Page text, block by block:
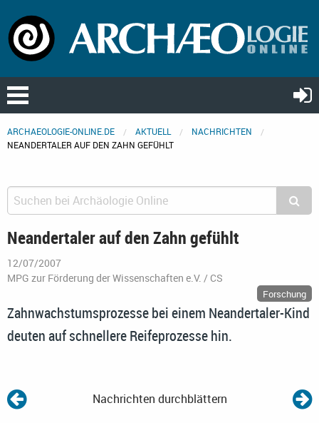
ARCHAEOLOGIE-ONLINE.DE AKTUELL
NACHRICHTEN
NEANDERTALER AUF DEN ZAHN GEFÜHLT
Neandertaler auf den Zahn gefühlt
12/07/2007
MPG zur Förderung der Wissenschaften e.V. / CS
Forschung
Zahnwachstumsprozesse bei einem Neandertaler-Kind
deuten auf schnellere Reifeprozesse hin.
Nachrichten durchblättern